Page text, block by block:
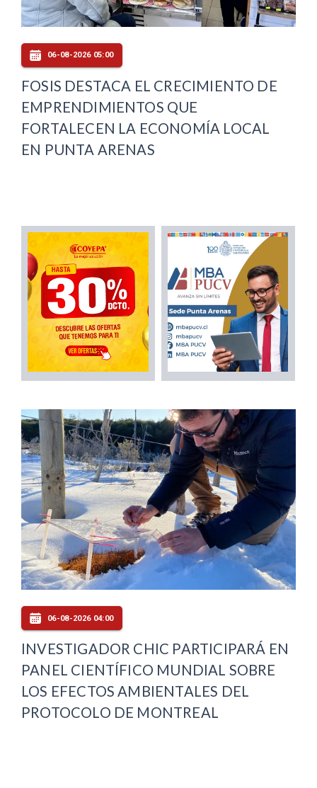
06-08-2026 05:00
FOSIS DESTACA EL CRECIMIENTO DE
EMPRENDIMIENTOS QUE
FORTALECEN LA ECONOMÍA LOCAL
EN PUNTA ARENAS
06-08-2026 04:00
INVESTIGADOR CHIC PARTICIPARÁ EN
PANEL CIENTÍFICO MUNDIAL SOBRE
LOS EFECTOS AMBIENTALES DEL
PROTOCOLO DE MONTREAL